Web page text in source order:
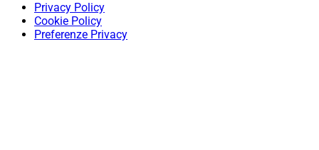
Privacy Policy
Cookie Policy
Preferenze Privacy